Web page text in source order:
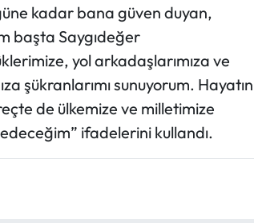
kadar bana güven duyan,
başta Saygıdeğer
yol arkadaşlarımıza ve
şükranlarımı sunuyorum. Hayatın
de ülkemize ve milletimize
ifadelerini kullandı.